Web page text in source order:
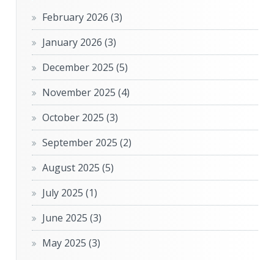
February 2026(3)
January 2026(3)
December 2025(5)
November 2025(4)
October 2025(3)
September 2025(2)
August 2025(5)
July 2025(1)
June 2025(3)
May 2025(3)